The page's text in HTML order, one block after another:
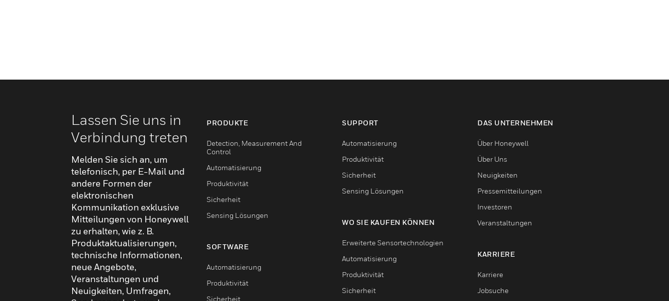
Lassen Sie uns in
Verbindung treten
Melden Sie sich an, um
telefonisch, per E-Mail und
andere Formen der
elektronischen
Kommunikation exklusive
Mitteilungen von Honeywell
zu erhalten, wie z. B.
Produktaktualisierungen,
technische Informationen,
neue Angebote,
Veranstaltungen und
Neuigkeiten, Umfragen,
PRODUKTE
Detection, Measurement And
Control
Automatisierung
Produktivität
Sicherheit
Sensing Lösungen
SOFTWARE
Automatisierung
Produktivität
Sicherheit
SUPPORT
Automatisierung
Produktivität
Sicherheit
Sensing Lösungen
WO SIE KAUFEN KÖNNEN
Erweiterte Sensortechnologien
Automatisierung
Produktivität
Sicherheit
DAS UNTERNEHMEN
Über Honeywell
Über Uns
Neuigkeiten
Pressemitteilungen
Investoren
Veranstaltungen
KARRIERE
Karriere
Jobsuche